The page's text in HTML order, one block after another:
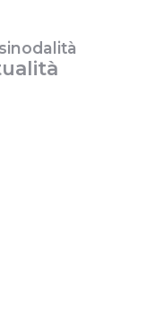
sinodalità